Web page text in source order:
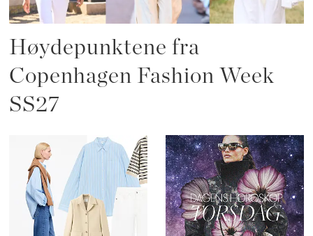
Høydepunktene fra
Copenhagen Fashion Week
SS27